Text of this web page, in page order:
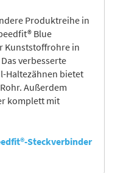
Produktreihe in
Blue
Kunststoffrohre in
verbesserte
Haltezähnen bietet
Außerdem
komplett mit
Steckverbinder